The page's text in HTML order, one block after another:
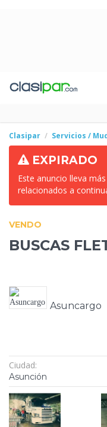
Clasipar Servicios /
EXPIRADO
Este anuncio lleva
relacionados a
VENDO
BUSCAS
Asuncargo
Ciudad:
Asunción